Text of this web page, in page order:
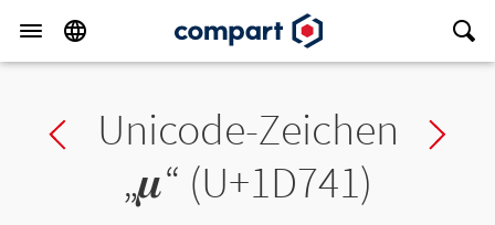
Previous char
Unicode-Zeichen
„𝝁“ (U+1D741)